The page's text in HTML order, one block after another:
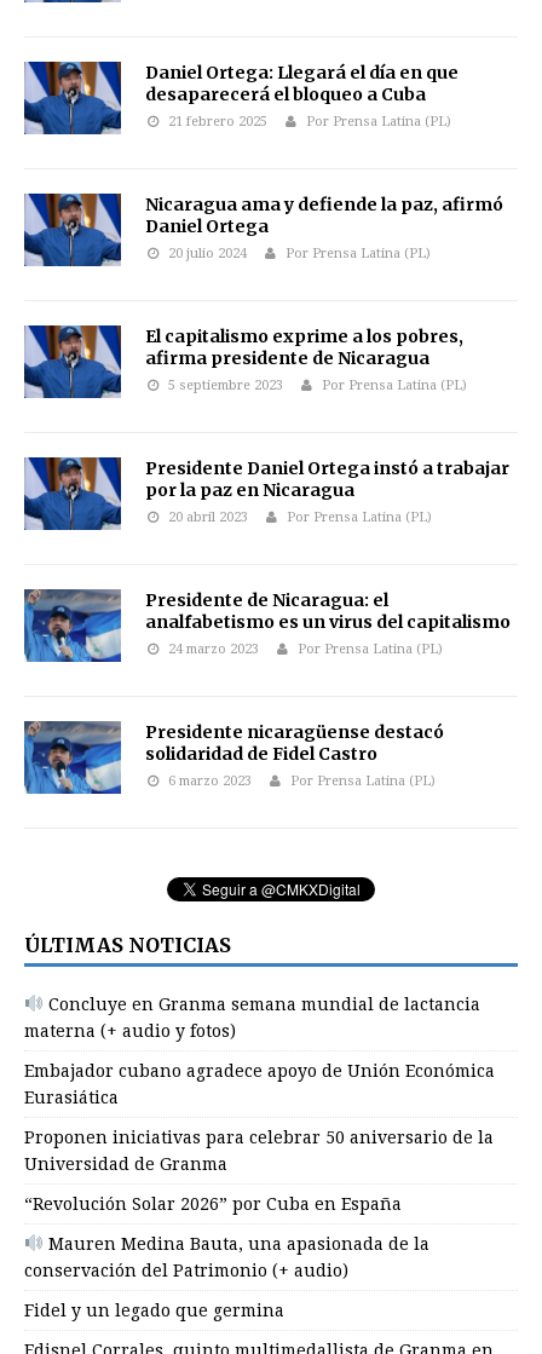
Daniel Ortega: Llegará el día en que
desaparecerá el bloqueo a Cuba
21 febrero 2025 Por Prensa Latina (PL)
Nicaragua ama y defiende la paz, afirmó
Daniel Ortega
20 julio 2024 Por Prensa Latina (PL)
El capitalismo exprime a los pobres,
afirma presidente de Nicaragua
5 septiembre 2023 Por Prensa Latina (PL)
Presidente Daniel Ortega instó a trabajar
por la paz en Nicaragua
20 abril 2023 Por Prensa Latina (PL)
Presidente de Nicaragua: el
analfabetismo es un virus del capitalismo
24 marzo 2023 Por Prensa Latina (PL)
Presidente nicaragüense destacó
solidaridad de Fidel Castro
6 marzo 2023 Por Prensa Latina (PL)
ÚLTIMAS NOTICIAS
Concluye en Granma semana mundial de lactancia
materna (+ audio y fotos)
Embajador cubano agradece apoyo de Unión Económica
Eurasiática
Proponen iniciativas para celebrar 50 aniversario de la
Universidad de Granma
“Revolución Solar 2026” por Cuba en España
Mauren Medina Bauta, una apasionada de la
conservación del Patrimonio (+ audio)
Fidel y un legado que germina